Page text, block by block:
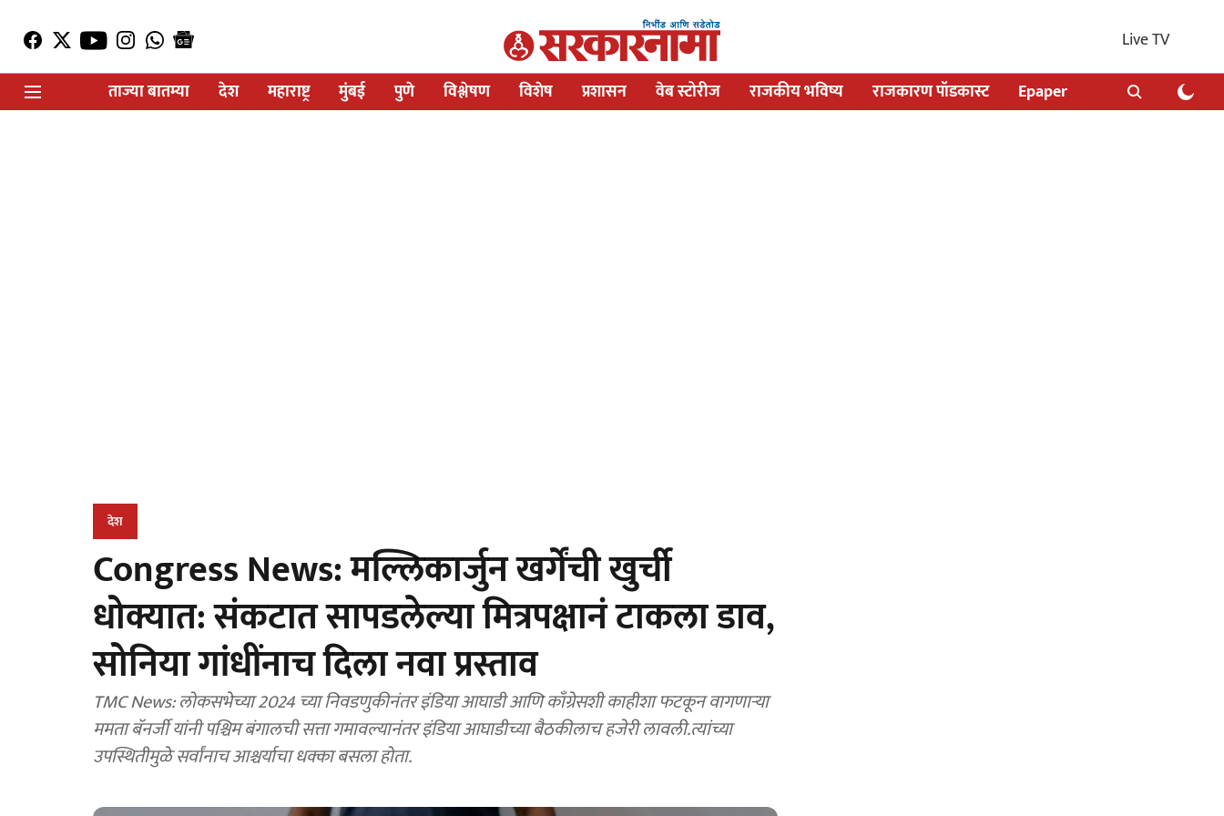
Live TV
ताज्या बातम्या
देश महाराष्ट्र मुंबई पुणे विश्लेषण विशेष प्रशासन वेब स्टोरीज राजकीय भविष्य राजकारण पॉडकास्ट Epaper
देश
Congress News: मल्लिकार्जुन खर्गेंची खुर्ची
धोक्यात: संकटात सापडलेल्या मित्रपक्षानं टाकला डाव,
सोनिया गांधींनाच दिला नवा प्रस्ताव
TMC News: लोकसभेच्या 2024 च्या निवडणुकीनंतर इंडिया आघाडी आणि काँग्रेसशी काहीशा फटकून वागणाऱ्या
ममता बॅनर्जी यांनी पश्चिम बंगालची सत्ता गमावल्यानंतर इंडिया आघाडीच्या बैठकीलाच हजेरी लावली.त्यांच्या
उपस्थितीमुळे सर्वांनाच आश्चर्याचा धक्का बसला होता.